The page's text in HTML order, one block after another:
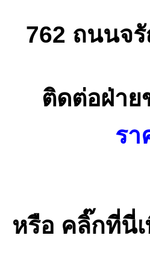
762 ถนนจ
ติดต่อฝ่าย
รา
หรือ คลิ๊กที่นี่